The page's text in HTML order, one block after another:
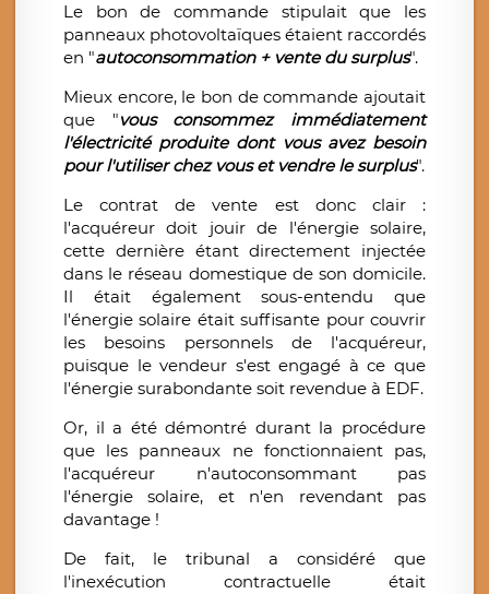
Le bon de commande stipulait que les
panneaux photovoltaïques étaient raccordés
en "autoconsommation + vente du surplus".
Mieux encore, le bon de commande ajoutait
que "vous consommez immédiatement
l'électricité produite dont vous avez besoin
pour l'utiliser chez vous et vendre le surplus".
Le contrat de vente est donc clair :
l'acquéreur doit jouir de l'énergie solaire,
cette dernière étant directement injectée
dans le réseau domestique de son domicile.
Il était également sous-entendu que
l'énergie solaire était suffisante pour couvrir
les besoins personnels de l'acquéreur,
puisque le vendeur s'est engagé à ce que
l'énergie surabondante soit revendue à EDF.
Or, il a été démontré durant la procédure
que les panneaux ne fonctionnaient pas,
l'acquéreur n'autoconsommant pas
l'énergie solaire, et n'en revendant pas
davantage !
De fait, le tribunal a considéré que
l'inexécution contractuelle était